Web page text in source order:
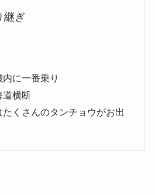
継ぎ
に一番乗り
道横断
くさんのタンチョウがお出